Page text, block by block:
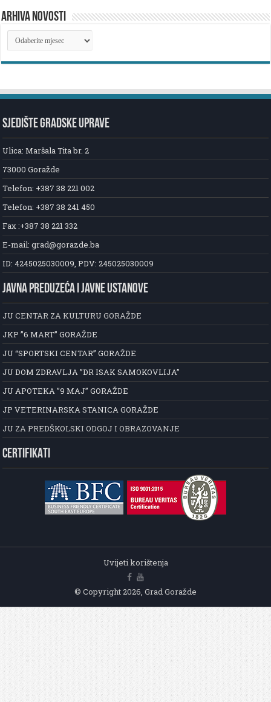
ARHIVA NOVOSTI
ARHIVA
NOVOSTI
SJEDIŠTE GRADSKE UPRAVE
Ulica: Maršala Tita br. 2
73000 Goražde
Telefon: +387 38 221 002
Telefon: +387 38 241 450
Fax :+387 38 221 332
E-mail: grad@gorazde.ba
ID: 4245025030009, PDV: 245025030009
JAVNA PREDUZEĆA I JAVNE USTANOVE
JU CENTAR ZA KULTURU GORAŽDE
JKP ”6 MART” GORAŽDE
JU “SPORTSKI CENTAR” GORAŽDE
JU DOM ZDRAVLJA ”DR ISAK SAMOKOVLIJA”
JU APOTEKA ”9 MAJ” GORAŽDE
JP VETERINARSKA STANICA GORAŽDE
JU ZA PREDŠKOLSKI ODGOJ I OBRAZOVANJE
CERTIFIKATI
Uvijeti korištenja
© Copyright 2026, Grad Goražde